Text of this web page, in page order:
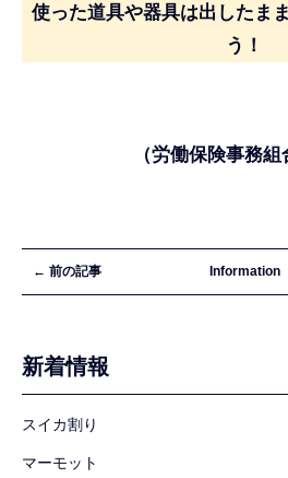
使った道具や器具は出したま
う！
（労働保険事務
← 前の記事 Information
新着情報
スイカ割り
マーモット